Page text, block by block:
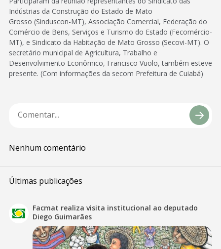
Indústrias da Construção do Estado de Mato
Grosso (Sinduscon-MT), Associação Comercial, Federação do
Comércio de Bens, Serviços e Turismo do Estado (Fecomércio-
MT), e Sindicato da Habitação de Mato Grosso (Secovi-MT). O
secretário municipal de Agricultura, Trabalho e
Desenvolvimento Econômico, Francisco Vuolo, também esteve
presente. (Com informações da secom Prefeitura de Cuiabá)
Nenhum comentário
Últimas publicações
Facmat realiza visita institucional ao deputado
Diego Guimarães